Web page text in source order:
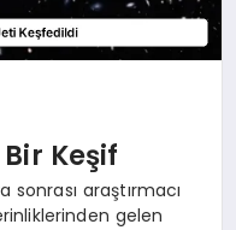
Keşif
sonrası araştırmacı
gelen